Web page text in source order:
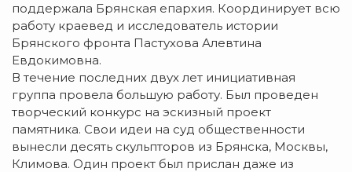
поддержала Брянская епархия. Координирует всю
работу краевед и исследователь истории
Брянского фронта Пастухова Алевтина
Евдокимовна.
В течение последних двух лет инициативная
группа провела большую работу. Был проведен
творческий конкурс на эскизный проект
памятника. Свои идеи на суд общественности
вынесли десять скульпторов из Брянска, Москвы,
Климова. Один проект был прислан даже из